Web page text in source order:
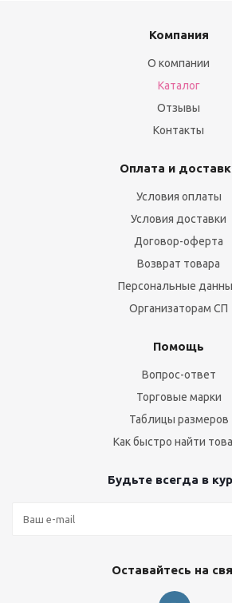
Компания
О компании
Каталог
Отзывы
Контакты
Оплата и
Условия оплаты
Условия доставки
Договор-оферта
Возврат товара
Персональные
Организаторам СП
Помощь
Вопрос-ответ
Торговые марки
Таблицы размеров
Как быстро найти
Будьте всегда в
Оставайтесь на